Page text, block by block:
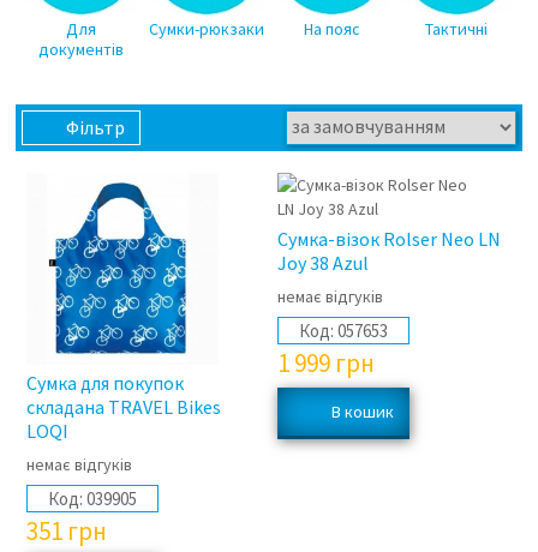
Для
документів
Сумки-рюкзаки На пояс Тактичні
Фільтр
Сумка для покупок
складана TRAVEL Bikes
LOQI
немає відгуків
Код: 039905
351 грн
Сумка-візок Rolser Neo LN
Joy 38 Azul
немає відгуків
Код: 057653
1 999 грн